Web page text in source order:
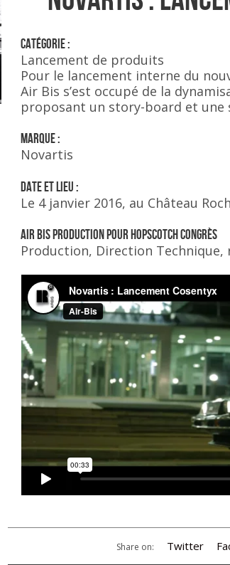
Catégorie :
Lancement de produits
Pour le lancement interne du
Air Bis s’est occupé de la
proposant un story-board et une
Marque :
Novartis
Date et Lieu :
Le 4 janvier 2016, au Château
AIR BIS PRODUCTION pour HOPSCOTCH Congrès
Production, Direction Technique,
Share on: Twitter